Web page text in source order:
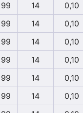
99 14
0,10
99 14
0,10
99 14
0,10
99 14
0,10
99 14
0,10
99 14
0,10